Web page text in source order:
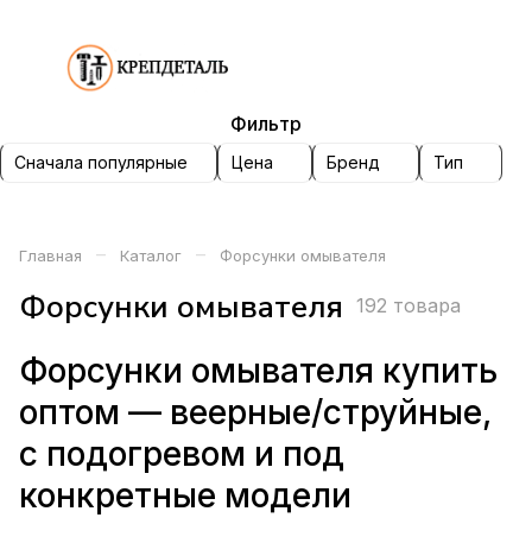
Фильтр
Сначала популярные Цена Бренд Тип
Главная – Каталог – Форсунки омывателя
Форсунки омывателя 192 товара
Форсунки омывателя купить
оптом — веерные/струйные,
с подогревом и под
конкретные модели